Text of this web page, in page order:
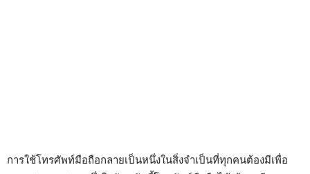
การใช้โทรศัพท์มือถือกลายเป็นหนึ่งในสิ่งจำเป็นที่ทุกคนต้องมีเพื่อ